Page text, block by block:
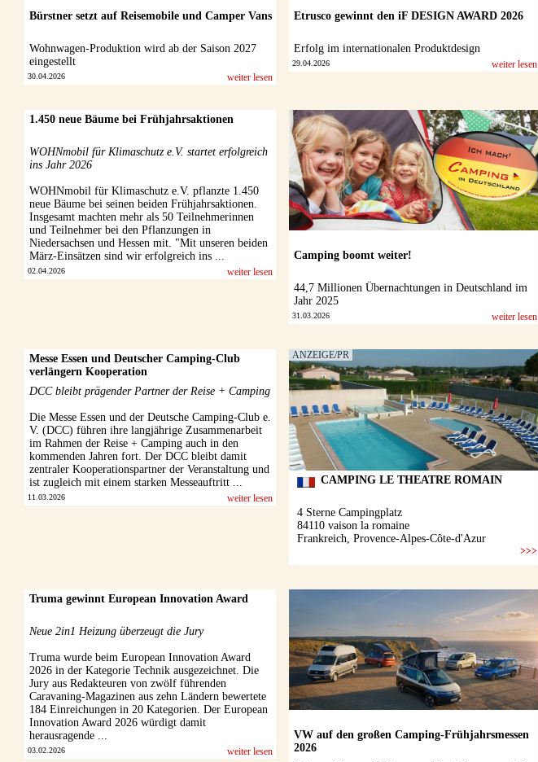
Bürstner setzt auf Reisemobile und Camper Vans
Wohnwagen-Produktion wird ab der Saison 2027
eingestellt
30.04.2026 weiter lesen
Etrusco gewinnt den iF DESIGN AWARD 2026
Erfolg im internationalen Produktdesign
29.04.2026 weiter lesen
1.450 neue Bäume bei Frühjahrsaktionen
WOHNmobil für Klimaschutz e.V. startet erfolgreich
ins Jahr 2026
WOHNmobil für Klimaschutz e.V. pflanzte 1.450
neue Bäume bei seinen beiden Frühjahrsaktionen.
Insgesamt machten mehr als 50 Teilnehmerinnen
und Teilnehmer bei den Pflanzungen in
Niedersachsen und Hessen mit. "Mit unseren beiden
März-Einsätzen sind wir erfolgreich ins ...
02.04.2026 weiter lesen
Camping boomt weiter!
44,7 Millionen Übernachtungen in Deutschland im
Jahr 2025
31.03.2026 weiter lesen
Messe Essen und Deutscher Camping-Club
verlängern Kooperation
DCC bleibt prägender Partner der Reise + Camping
Die Messe Essen und der Deutsche Camping-Club e.
V. (DCC) führen ihre langjährige Zusammenarbeit
im Rahmen der Reise + Camping auch in den
kommenden Jahren fort. Der DCC bleibt damit
zentraler Kooperationspartner der Veranstaltung und
ist zugleich mit einem starken Messeauftritt ...
11.03.2026 weiter lesen
Truma gewinnt European Innovation Award
Neue 2in1 Heizung überzeugt die Jury
Truma wurde beim European Innovation Award
2026 in der Kategorie Technik ausgezeichnet. Die
Jury aus Redakteuren von zwölf führenden
Caravaning-Magazinen aus zehn Ländern bewertete
184 Einreichungen in 20 Kategorien. Der European
Innovation Award 2026 würdigt damit
herausragende ...
03.02.2026 weiter lesen
VW auf den großen Camping-Frühjahrsmessen
2026